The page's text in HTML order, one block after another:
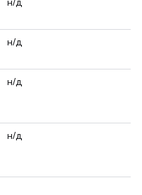
н/д
н/д
н/д